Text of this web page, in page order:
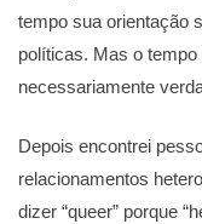
tempo sua orientação
políticas. Mas o
necessariamente
Depois encontrei
relacionamentos
dizer “queer” porque